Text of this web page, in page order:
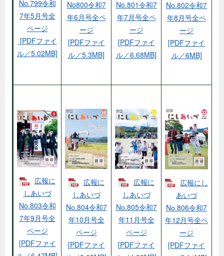
No.799令和
7年5月号全
ページ
[PDFファイ
ル／5.02MB]
No800令和7
年6月号全ペ
ージ
[PDFファイ
ル／5.3MB]
No.801令和7
年7月号全ペ
ージ
[PDFファイ
ル／6.68MB]
No.802令和7
年8月号全ペ
ージ
[PDFファイ
ル／6MB]
広報に
しあいづ
No.803令和
7年9月号全
ページ
[PDFファイ
広報に
しあいづ
Nо.804令和7
年10月号全
ページ
[PDFファイ
広報に
しあいづ
Nо.805令和7
年11月号全
ページ
[PDFファイ
広報にし
あいづ
Nо.806令和7
年12月号全ペ
ージ
[PDFファイ